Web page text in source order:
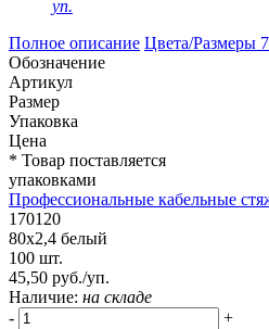
уп.
Полное описание Цвета/Размеры
Обозначение
Артикул
Размер
Упаковка
Цена
* Товар поставляется
упаковками
Профессиональные кабельные
170120
80х2,4 белый
100 шт.
45,50 руб./уп.
Наличие: на складе
-
+